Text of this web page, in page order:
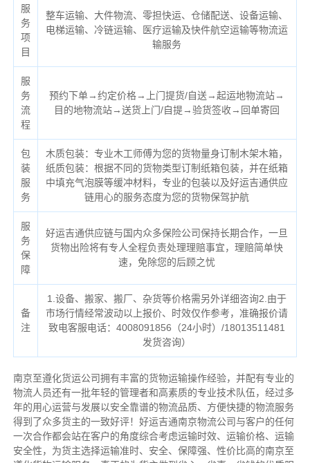
服
务
项
目
整车运输、大件物流、零担快运、仓储配送、设备运输、
电梯运输、冷链运输、医疗运输及快件航空运输等物流运
输服务
服
务
流
程
预约下单→约定价格→上门提货/自送→起运地物流站→
目的地物流站→送货上门/自提→验货签收→回单寄回
包
装
服
务
木质包装：专业木工师傅为您的货物量身订制木架木箱，
纸质包装：根据不同的货物类型订制纸箱包装，并在纸箱
中填充气泡膜等缓冲材料，专业的包装以及好运吉通供应
链用心的服务态度为您的货物保驾护航
服
务
保
障
好运吉通供应链与国内众多保险公司保持长期合作，一旦
货物出险将有专人全程负责处理理赔事宜，理赔简单快
速，免除您的后顾之忧
备
注
1.设备、搬家、搬厂、杂货等价格需另外详细咨询2.由于
市场行情经常波动以上报价、时效仅作参考，准确报价请
致电客服电话：4008091856（24小时）/18013511481
发货咨询）
南京至遵化货运公司拥有丰富的货物运输操作经验，并配有专业的
物流人员还有一批年轻的管理者和高素质的专业技术队伍，经过多
年的用心运营与发展以安全靠谱的物流品质、方便快捷的物流服务
得到了众多货主的一致好评！好运吉通南京物流公司与客户的任何
一次合作都会站在客户的角度综合考虑运输时效、运输价格、运输
安全性，为货主选择运输准时、安全、保障强、性价比高的南京至